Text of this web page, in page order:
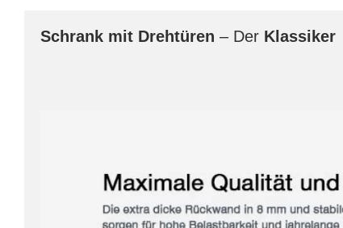
Schrank mit Drehtüren – Der Klassiker